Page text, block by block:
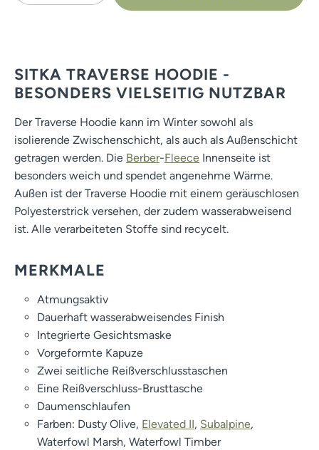
SITKA TRAVERSE HOODIE -
BESONDERS VIELSEITIG NUTZBAR
Der Traverse Hoodie kann im Winter sowohl als
isolierende Zwischenschicht, als auch als Außenschicht
getragen werden. Die Berber-Fleece Innenseite ist
besonders weich und spendet angenehme Wärme.
Außen ist der Traverse Hoodie mit einem geräuschlosen
Polyesterstrick versehen, der zudem wasserabweisend
ist. Alle verarbeiteten Stoffe sind recycelt.
MERKMALE
Atmungsaktiv
Dauerhaft wasserabweisendes Finish
Integrierte Gesichtsmaske
Vorgeformte Kapuze
Zwei seitliche Reißverschlusstaschen
Eine Reißverschluss-Brusttasche
Daumenschlaufen
Farben: Dusty Olive, Elevated II, Subalpine,
Waterfowl Marsh, Waterfowl Timber